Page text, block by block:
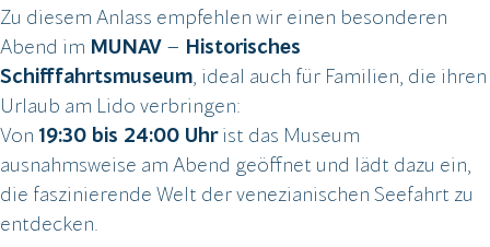
Zu diesem Anlass empfehlen wir einen besonderen
Abend im MUNAV – Historisches
Schifffahrtsmuseum , ideal auch für Familien, die ihren
Urlaub am Lido verbringen:
Von 19:30 bis 24:00 Uhrist das Museum
ausnahmsweise am Abend geöffnet und lädt dazu ein,
die faszinierende Welt der venezianischen Seefahrt zu
entdecken.